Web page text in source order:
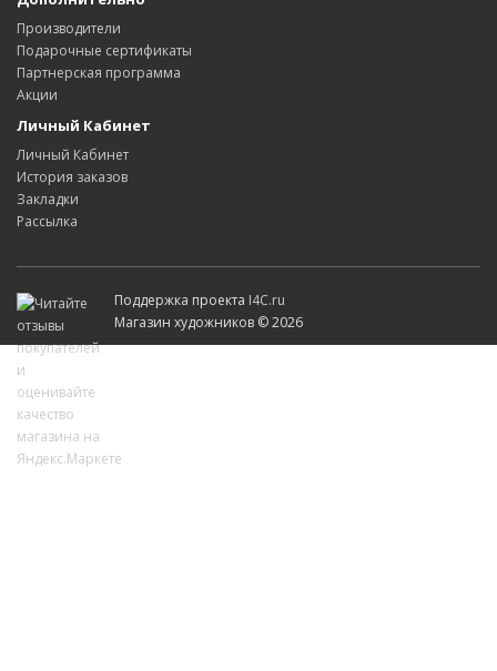
Производители
Подарочные сертификаты
Партнерская программа
Акции
Личный Кабинет
Личный Кабинет
История заказов
Закладки
Рассылка
Поддержка проекта I4C.ru
Магазин художников © 2026